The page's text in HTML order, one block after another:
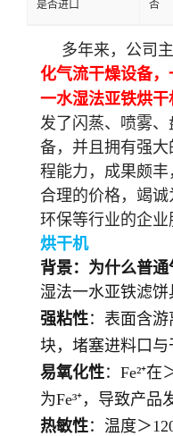
是否进口 否
多年来，公司
化气流干燥设备，
一水湿法亚铁烘干
发了闪蒸、喷雾
备，并且拥有强
程能力，成果颇丰
合理的价格，竭诚
环保等行业的企业
烘干机
背景：为什么普通
湿法一水亚铁滤饼
强粘性：表面含
块，堵塞进料口与
易氧化性：Fe²⁺
为Fe³⁺，导致产品
热敏性：温度＞